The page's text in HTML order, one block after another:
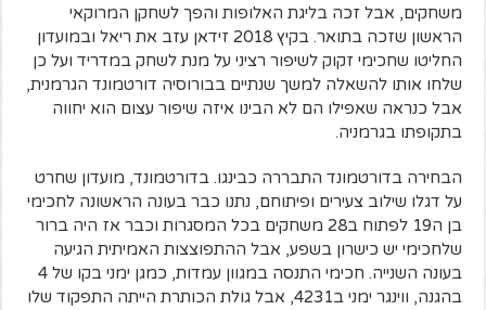
משחקים, אבל זכה בליגת האלופות והפך לשחקן המרוקאי
הראשון שזכה בתואר. בקיץ 2018 זידאן עזב את ריאל ובמועדון
החליטו שחכימי זקוק לשיפור רציני על מנת לשחק במדריד ועל כן
שלחו אותו להשאלה למשך שנתיים בבורוסיה דורטמונד הגרמנית,
אבל כנראה שאפילו הם לא הבינו איזה שיפור עצום הוא יחווה
בתקופתו בגרמניה.
הבחירה בדורטמונד התבררה כבינגו. בדורטמונד, מועדון שחרט
על דגלו שילוב צעירים ופיתוחם, נתנו כבר בעונה הראשונה לחכימי
בן ה19 לפתוח ב28 משחקים בכל המסגרות וכבר אז היה ברור
שלחכימי יש כישרון בשפע, אבל ההתפוצצות האמיתית הגיעה
בעונה השנייה. חכימי התנסה במגוון עמדות, כמגן ימני בקו של 4
בהגנה, ווינגר ימני ב4231, אבל גולת הכותרת הייתה התפקוד שלו